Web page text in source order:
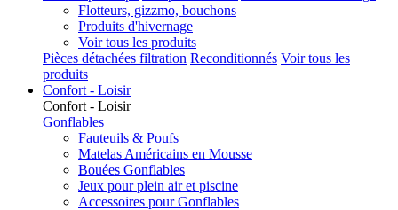
Flotteurs, gizzmo, bouchons
Produits d'hivernage
Voir tous les produits
Pièces détachées filtration Reconditionnés Voir tous les
produits
Confort - Loisir
Confort - Loisir
Gonflables
Fauteuils & Poufs
Matelas Américains en Mousse
Bouées Gonflables
Jeux pour plein air et piscine
Accessoires pour Gonflables